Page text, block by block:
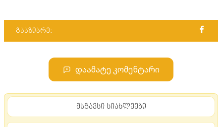
გააზიარე:
დაამატე კომენტარი
მსგავსი სიახლეები